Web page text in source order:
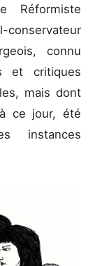
Réformiste
conservateur
connu
et critiques
mais dont
ce jour, été
instances